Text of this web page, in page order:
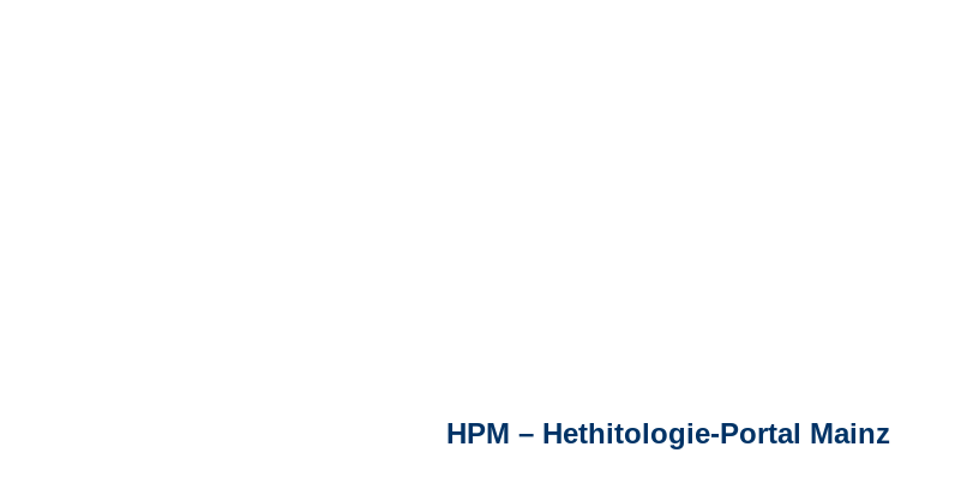
HPM – Hethitologie-Portal Mainz